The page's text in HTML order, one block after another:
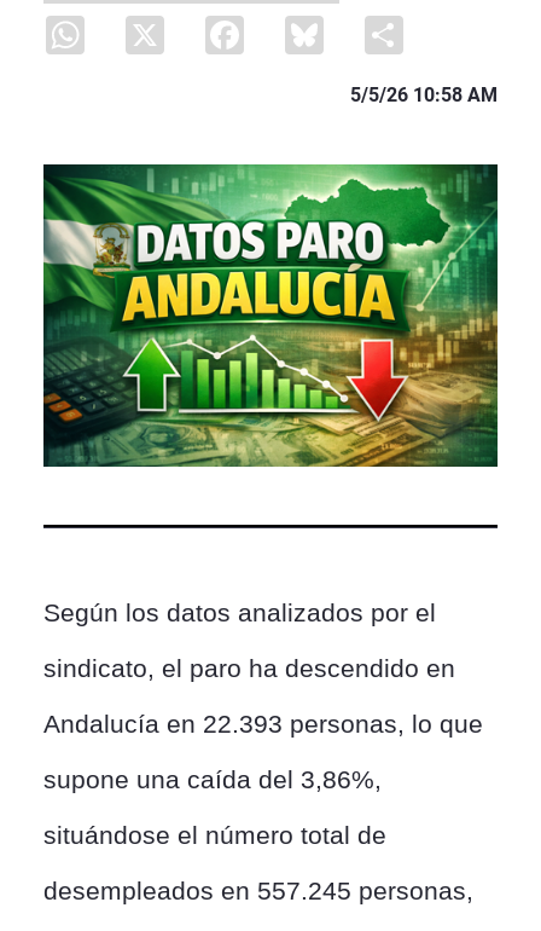
WhatsApp
X Facebook Bluesky
5/5/26 10:58 AM
Según los datos analizados por el
sindicato, el paro ha descendido en
Andalucía en 22.393 personas, lo que
supone una caída del 3,86%,
situándose el número total de
desempleados en 557.245 personas,